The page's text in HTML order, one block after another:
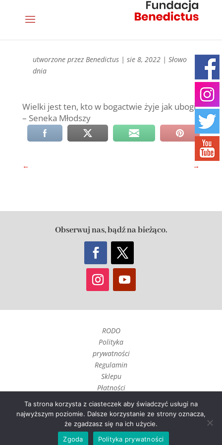
utworzone przez Benedictus| sie 8, 2022| Słowo
dnia
Wielki jest ten, kto w bogactwie żyje jak ubogi
– Seneka Młodszy
← →
Obserwuj nas, bądź na bieżąco.
RODO
Polityka
prywatności
Regulamin
Sklepu
Płatności
Czas realizacji
i wysyłka
Zwroty, reklamacje i
odstąpienie umowy
Ta strona korzysta z ciasteczek aby świadczyć usługi na
najwyższym poziomie. Dalsze korzystanie ze strony oznacza,
że zgadzasz się na ich użycie.
Zgoda
Polityka prywatności